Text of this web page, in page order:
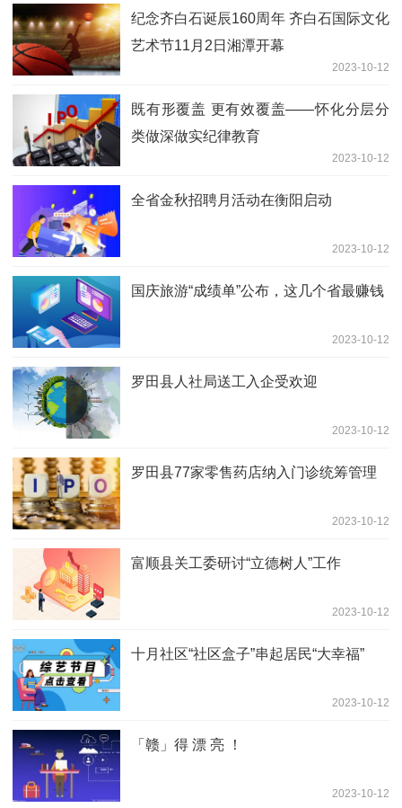
纪念齐白石诞辰160周年 齐白石国际文化
艺术节11月2日湘潭开幕
2023-10-12
既有形覆盖 更有效覆盖——怀化分层分
类做深做实纪律教育
2023-10-12
全省金秋招聘月活动在衡阳启动
2023-10-12
国庆旅游“成绩单”公布，这几个省最赚钱
2023-10-12
罗田县人社局送工入企受欢迎
2023-10-12
罗田县77家零售药店纳入门诊统筹管理
2023-10-12
富顺县关工委研讨“立德树人”工作
2023-10-12
十月社区“社区盒子”串起居民“大幸福”
2023-10-12
「赣」得 漂 亮 ！
2023-10-12